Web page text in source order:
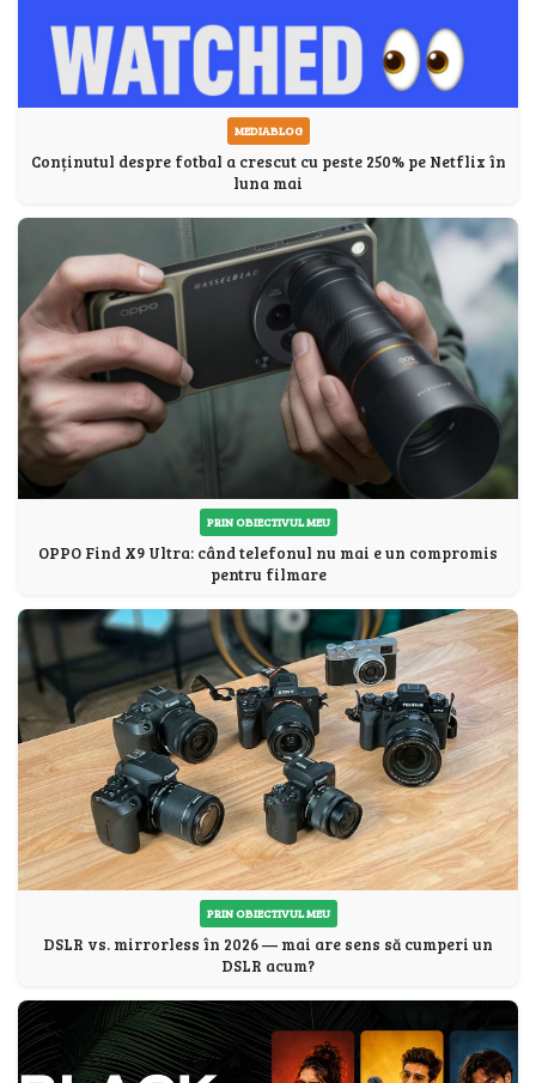
MEDIABLOG
Conținutul despre fotbal a crescut cu peste 250% pe Netflix în
luna mai
PRIN OBIECTIVUL MEU
OPPO Find X9 Ultra: când telefonul nu mai e un compromis
pentru filmare
PRIN OBIECTIVUL MEU
DSLR vs. mirrorless în 2026 — mai are sens să cumperi un
DSLR acum?